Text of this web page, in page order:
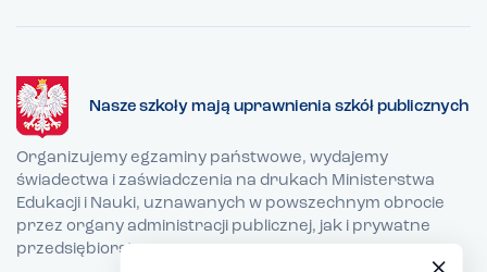
Nasze szkoły mają uprawnienia szkół publicznych
Organizujemy egzaminy państwowe, wydajemy
świadectwa i zaświadczenia na drukach Ministerstwa
Edukacji i Nauki, uznawanych w powszechnym obrocie
przez organy administracji publicznej, jak i prywatne
przedsiębiorstwa.